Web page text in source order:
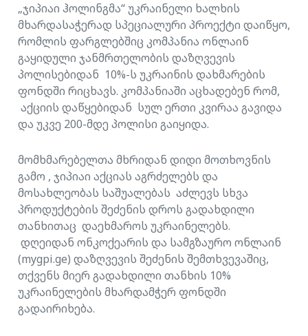
„ჯიპიაი ჰოლინგმა“ უკრაინელი ხალხის
მხარდასაჭერად სპეციალური პროექტი დაიწყო,
რომლის ფარგლებშიც კომპანია ონლაინ
გაყიდული ჯანმრთელობის დაზღვევის
პოლისებიდან 10%-ს უკრაინის დახმარების
ფონდში რიცხავს. კომპანიაში აცხადებენ რომ,
აქციის დაწყებიდან სულ ერთი კვირაა გავიდა
და უკვე 200-მდე პოლისი გაიყიდა.
მომხმარებელთა მხრიდან დიდი მოთხოვნის
გამო , ჯიპიაი აქციას აგრძელებს და
მოსახლეობას საშუალებას აძლევს სხვა
პროდუქტების შეძენის დროს გადახდილი
თანხითაც დაეხმაროს უკრაინელებს.
დღეიდან ონკოქეარის და სამგზაურო ონლაინ
(mygpi.ge) დაზღვევის შეძენის შემთხვევაშიც,
თქვენს მიერ გადახდილი თანხის 10%
უკრაინელების მხარდამჭერ ფონდში
გადაირიხება.